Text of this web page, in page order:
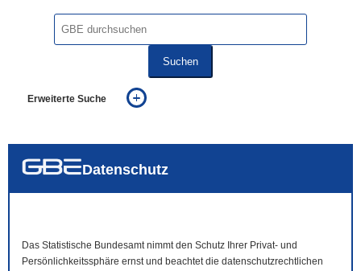
Suchen
Erweiterte Suche
auch in allen Texten suchen (Volltextsuche)
Datenschutz
Das Statistische Bundesamt nimmt den Schutz Ihrer Privat- und
Persönlichkeitssphäre ernst und beachtet die datenschutzrechtlichen